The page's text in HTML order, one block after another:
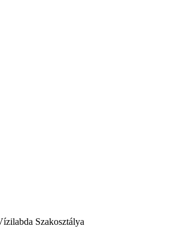
Szakosztálya